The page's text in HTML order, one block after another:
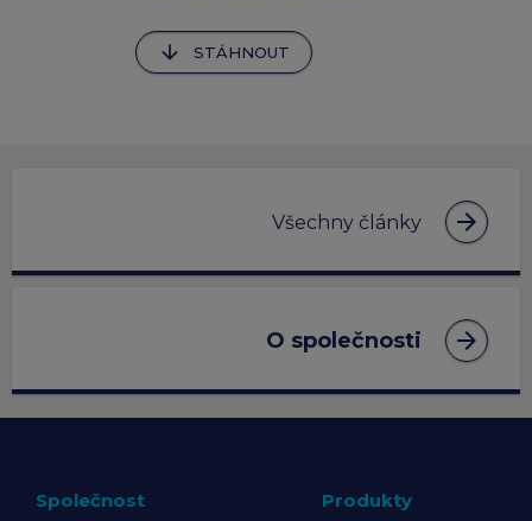
arrow_downward STÁHNOUT
Všechny články arrow_forward
O společnosti arrow_forward
Společnost Produkty